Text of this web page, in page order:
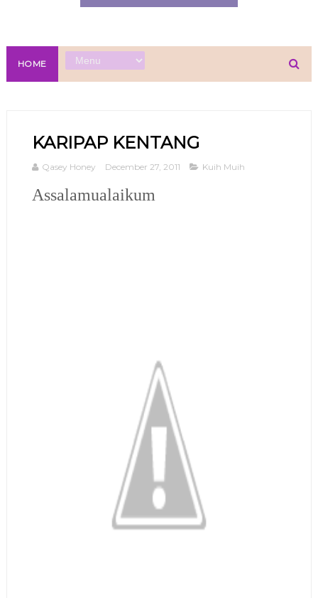
HOME
KARIPAP KENTANG
Qasey Honey December 27, 2011 Kuih Muih
Assalamualaikum